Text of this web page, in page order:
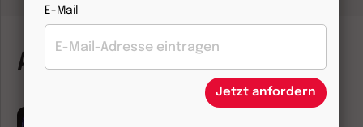
Artikel zum Thema
E-Mail
Jetzt anfordern